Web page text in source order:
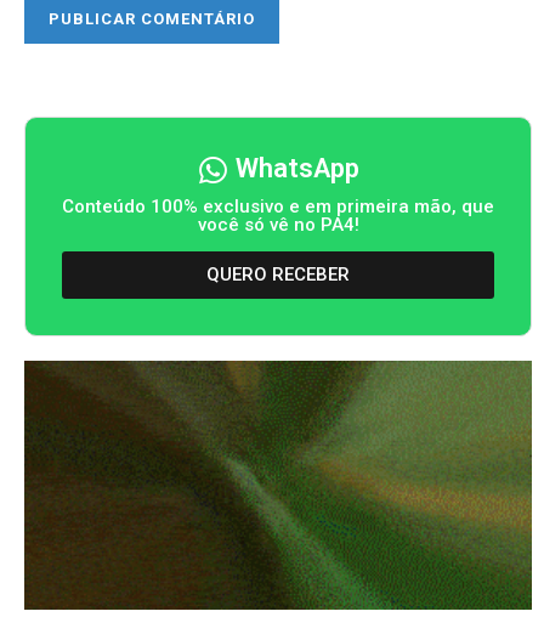
WhatsApp
Conteúdo 100% exclusivo e em primeira mão, que
você só vê no PA4!
QUERO RECEBER